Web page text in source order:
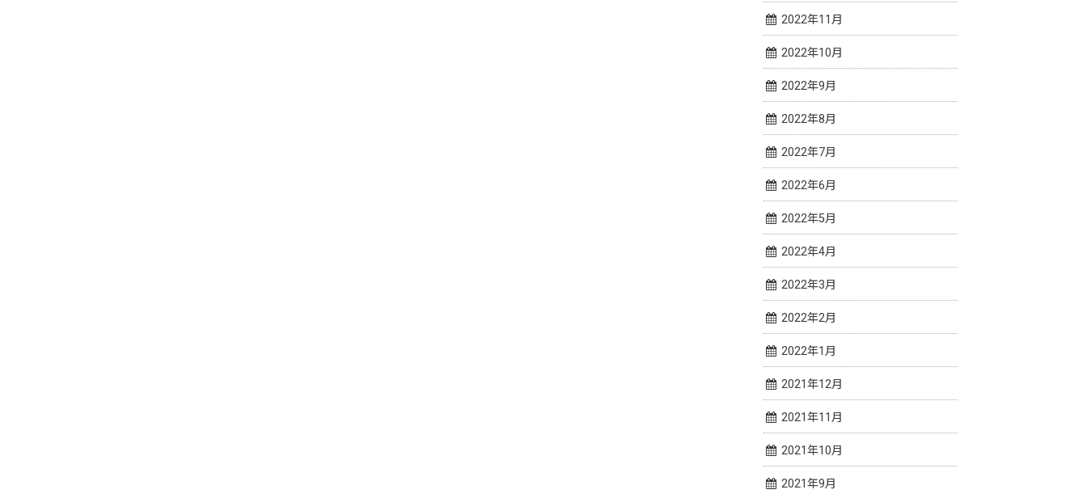
2022年11月
2022年10月
2022年9月
2022年8月
2022年7月
2022年6月
2022年5月
2022年4月
2022年3月
2022年2月
2022年1月
2021年12月
2021年11月
2021年10月
2021年9月